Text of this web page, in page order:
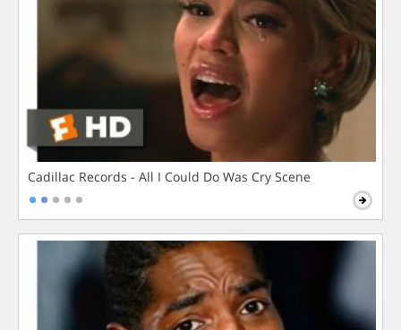
Cadillac Records - All I Could Do Was Cry Scene